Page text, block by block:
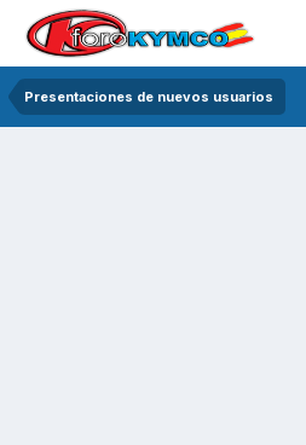
Presentaciones de nuevos usuarios